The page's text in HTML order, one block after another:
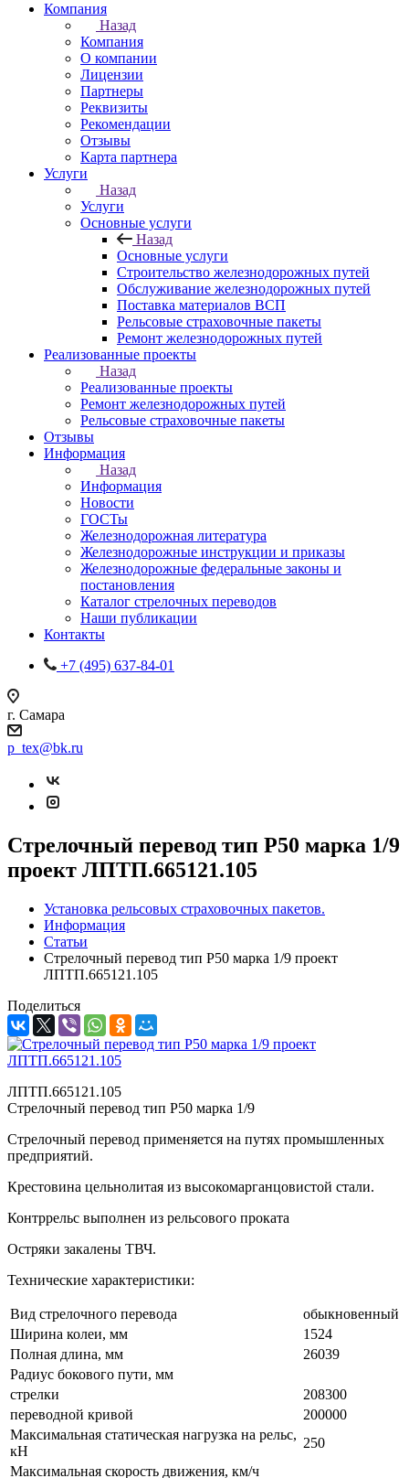
Компания
Назад
Компания
О компании
Лицензии
Партнеры
Реквизиты
Рекомендации
Отзывы
Карта партнера
Услуги
Назад
Услуги
Основные услуги
Назад
Основные услуги
Строительство железнодорожных путей
Обслуживание железнодорожных путей
Поставка материалов ВСП
Рельсовые страховочные пакеты
Ремонт железнодорожных путей
Реализованные проекты
Назад
Реализованные проекты
Ремонт железнодорожных путей
Рельсовые страховочные пакеты
Отзывы
Информация
Назад
Информация
Новости
ГОСТы
Железнодорожная литература
Железнодорожные инструкции и приказы
Железнодорожные федеральные законы и
постановления
Каталог стрелочных переводов
Наши публикации
Контакты
+7 (495) 637-84-01
г. Самара
p_tex@bk.ru
Стрелочный перевод тип Р50 марка 1/9
проект ЛПТП.665121.105
Установка рельсовых страховочных пакетов.
Информация
Статьи
Стрелочный перевод тип Р50 марка 1/9 проект
ЛПТП.665121.105
Поделиться
ЛПТП.665121.105
Стрелочный перевод тип Р50 марка 1/9
Стрелочный перевод применяется на путях промышленных
предприятий.
Крестовина цельнолитая из высокомарганцовистой стали.
Контррельс выполнен из рельсового проката
Остряки закалены ТВЧ.
Технические характеристики:
Вид стрелочного перевода
обыкновенный
Ширина колеи, мм
1524
Полная длина, мм
26039
Радиус бокового пути, мм
стрелки
208300
переводной кривой
200000
Максимальная статическая нагрузка на рельс,
кН
250
Максимальная скорость движения, км/ч